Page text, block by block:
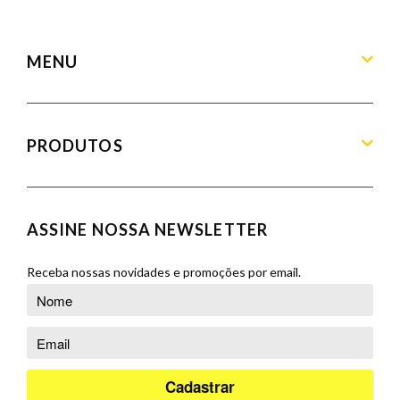
MENU
Home
Blog
Orçamento
PRODUTOS
Aparadores
Cadeiras
Complementos
Poltronas
Puffs
ASSINE NOSSA NEWSLETTER
Receba nossas novidades e promoções por email.